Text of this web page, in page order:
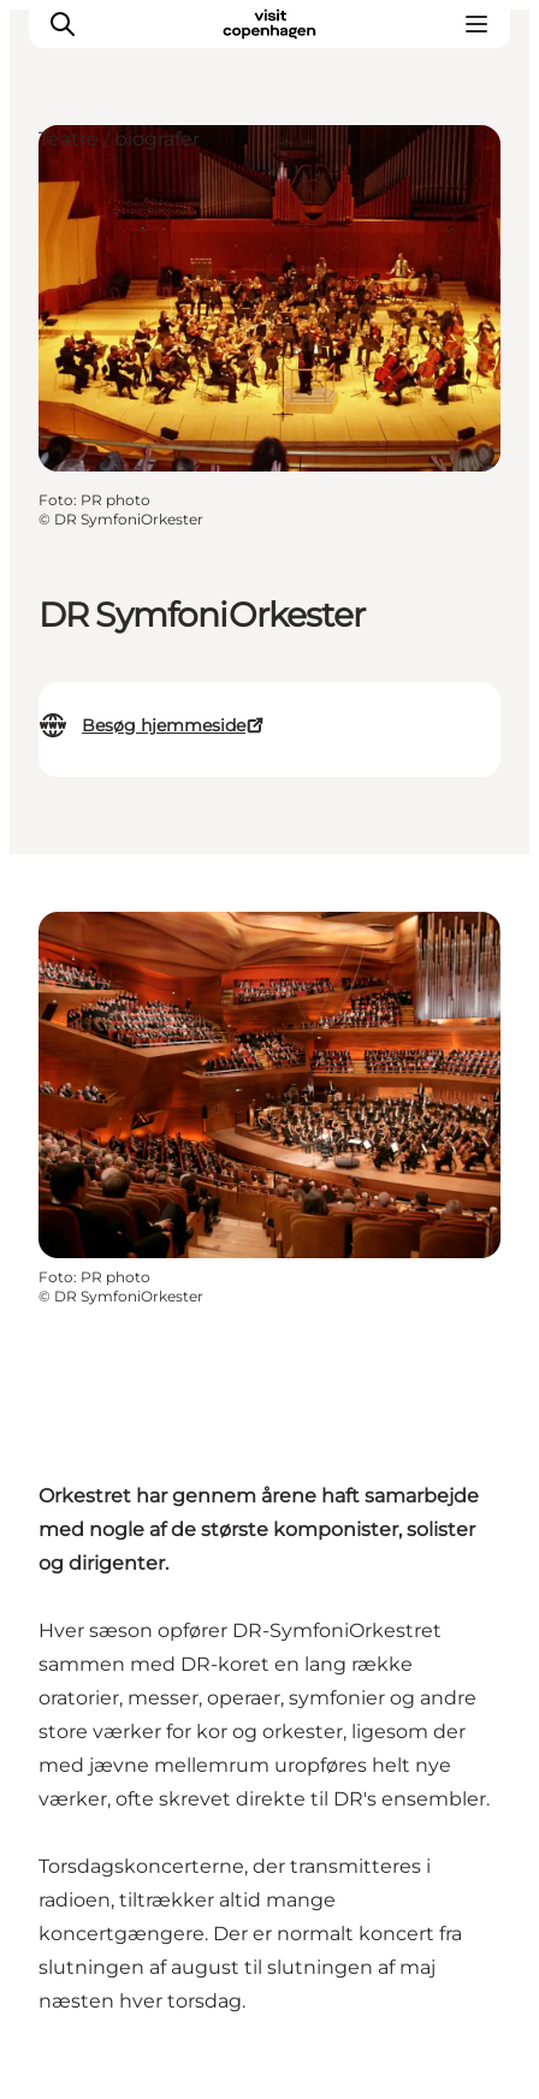
This is Copenhagen
Aktiviteter
Spis & drik
Områder
Planlæg din tur
CopenPay
Copenhagen Card
DR SymfoniOrkester
Besøg hjemmeside
Teatre / biografer
Foto: PR photo
© DR SymfoniOrkester
Foto: PR photo
© DR SymfoniOrkester
Orkestret har gennem årene haft samarbejde
med nogle af de største komponister, solister
og dirigenter.
Hver sæson opfører DR-SymfoniOrkestret
sammen med DR-koret en lang række
oratorier, messer, operaer, symfonier og andre
store værker for kor og orkester, ligesom der
med jævne mellemrum uropføres helt nye
værker, ofte skrevet direkte til DR's ensembler.
Torsdagskoncerterne, der transmitteres i
radioen, tiltrækker altid mange
koncertgængere. Der er normalt koncert fra
slutningen af august til slutningen af maj
næsten hver torsdag.